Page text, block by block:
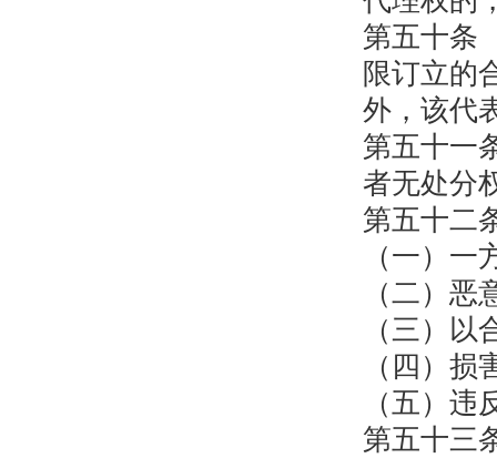
第五十条
限订立的
外，该代
第五十一
者无处分
第五十二
（一）
（二）
（三）
（四）
（五）
第五十三